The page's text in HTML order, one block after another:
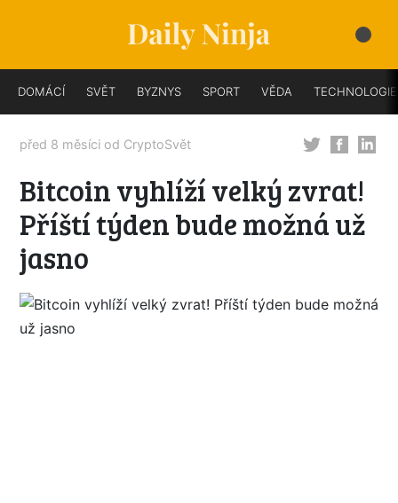
DOMÁCÍ SVĚT BYZNYS SPORT VĚDA TECHNOLOGIE
před 8 měsíci od CryptoSvět
Bitcoin vyhlíží velký zvrat!
Příští týden bude možná už
jasno